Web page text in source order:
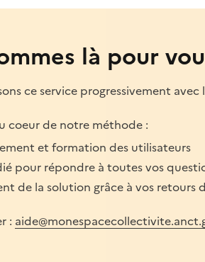
là pour
ce service progressivement
coeur de notre méthode :
et formation des utilisateurs
pour répondre à toutes vos
de la solution grâce à vos retours
: